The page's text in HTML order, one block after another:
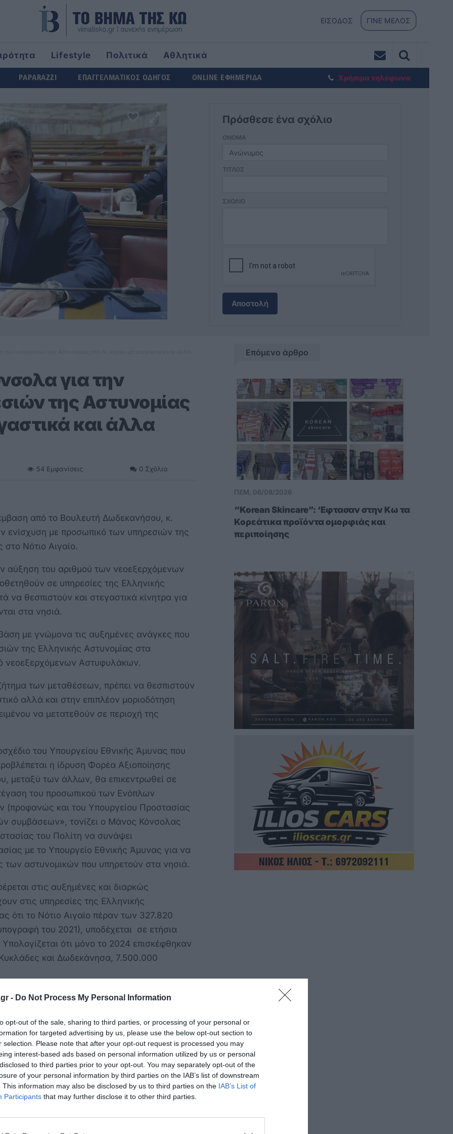
- Do Not Process My Personal Information
opt-out of the sale, sharing to third parties, or processing of your personal or
for targeted advertising by us, please use the below opt-out section to
selection. Please note that after your opt-out request is processed you may
interest-based ads based on personal information utilized by us or personal
to third parties prior to your opt-out. You may separately opt-out of the
of your personal information by third parties on the IAB’s list of downstream
This information may also be disclosed by us to third parties on the IAB’s List of
Participants that may further disclose it to other third parties.
ΕΙΣΟΔΟΣ ΓΙΝΕ ΜΕΛΟΣ
Lifestyle Πολιτικά
Αθλητικά
PAPARAZZI ΕΠΑΓΓΕΛΜΑΤΙΚΟΣ ΟΔΗΓΟΣ ONLINE ΕΦΗΜΕΡΙΔΑ Χρήσιμα τηλέφωνα
Πρόσθεσε ένα σχόλιο
ΟΝΟΜΑ
ΤΙΤΛΟΣ
ΣΧΟΛΙΟ
Αποστολή
για την
της Αστυνομίας
και άλλα
54Εμφανίσεις 0 Σχόλια
από το Βουλευτή Δωδεκανήσου, κ.
ενίσχυση με προσωπικό των υπηρεσιών της
στο Νότιο Αιγαίο.
του αριθμού των νεοεξερχόμενων
σε υπηρεσίες της Ελληνικής
να θεσπιστούν και στεγαστικά κίνητρα για
στα νησιά.
με γνώμονα τις αυξημένες ανάγκες που
της Ελληνικής Αστυνομίας στα
νεοεξερχόμενων Αστυφυλάκων.
των μεταθέσεων, πρέπει να θεσπιστούν
αλλά και στην επιπλέον μοριοδότηση
να μετατεθούν σε περιοχή της
του Υπουργείου Εθνικής Άμυνας που
η ίδρυση Φορέα Αξιοποίησης
μεταξύ των άλλων, θα επικεντρωθεί σε
του προσωπικού των Ενόπλων
και του Υπουργείου Προστασίας
συμβάσεων», τονίζει ο Μάνος Κόνσολας
του Πολίτη να συνάψει
με το Υπουργείο Εθνικής Άμυνας για να
των αστυνομικών που υπηρετούν στα νησιά.
στις αυξημένες και διαρκώς
στις υπηρεσίες της Ελληνικής
ότι το Νότιο Αιγαίο πέραν των 327.820
του 2021), υποδέχεται σε ετήσια
ότι μόνο το 2024 επισκέφθηκαν
και Δωδεκάνησα, 7.500.000
από με τ επιχειρησιακές ανάγκες και την
ανακύπτουν είναι επιφορτισμένοι και με
ο διαβατηριακός έλεγχος σε λιμάνια και
προξενικών θεωρήσεων, η αντιμετώπιση και
και η διεκπεραίωση διοικητικών
προκύπτει ως προτεραιότητα η
Υπηρεσιών στο Νότιο Αιγαίο.
παρέμβασης του κ. Κόνσολα προς τον
Χρυσοχοΐδη ειναι το εξής:
Επόμενο άρθρο
ΠΕΜ, 06/08/2026
“Korean Skincare”: ‘Εφτασαν στην Κω τα
Κορεάτικα προϊόντα ομορφιάς και
περιποίησης